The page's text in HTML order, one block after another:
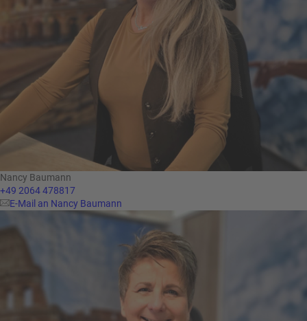
Nancy Baumann
+49 2064 478817
E-Mail an Nancy Baumann